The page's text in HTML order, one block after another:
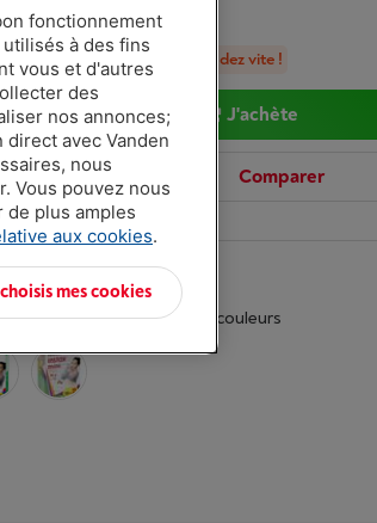
10,99
Moins de 10 en stock, commandez vite !
J'achète
Comparer
également dans d'autres couleurs
fonctionnement
à des fins
vous et d'autres
des
nos annonces;
avec Vanden
nous
Vous pouvez nous
plus amples
aux cookies.
mes cookies